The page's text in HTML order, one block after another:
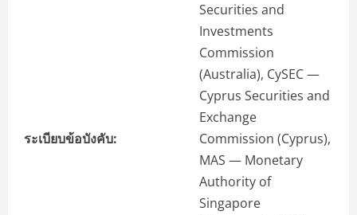
ระเบียบข้อบังคับ:
Securities and
Investments
Commission
(Australia), CySEC —
Cyprus Securities and
Exchange
Commission (Cyprus),
MAS — Monetary
Authority of
Singapore